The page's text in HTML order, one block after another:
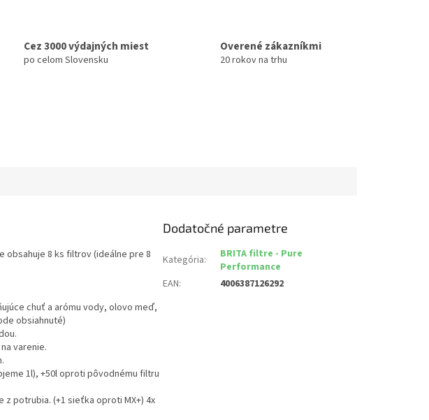
Cez 3000 výdajných miest
po celom Slovensku
Overené zákazníkmi
20 rokov na trhu
obsahuje 8 ks filtrov (ideálne pre 8
chuť a arómu vody, olovo meď,
obsiahnuté)
varenie.
1l), +50l oproti pôvodnému filtru
potrubia. (+1 sieťka oproti MX+) 4x
Dodatočné parametre
Kategória:
BRITA filtre - Pure
Performance
EAN: 4006387126292